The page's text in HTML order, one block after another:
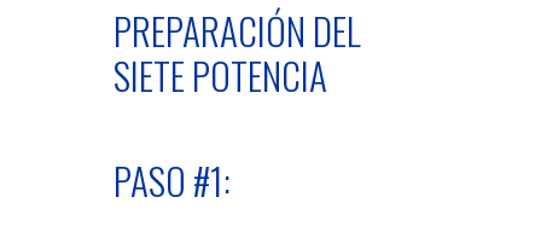
PREPARACIÓN DEL
SIETE POTENCIA
PASO #1: